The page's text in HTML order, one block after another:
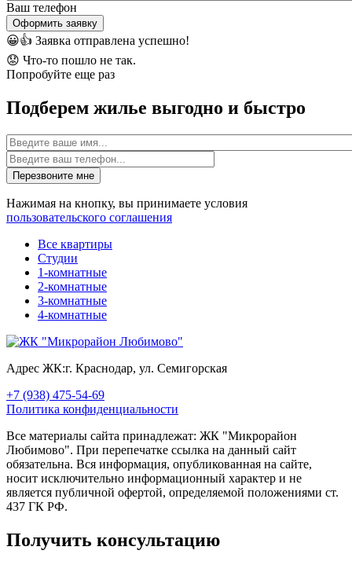
Ваш телефон
Оформить заявку
😀👍 Заявка отправлена успешно!
😟 Что-то пошло не так.
Попробуйте еще раз
Подберем жилье выгодно и быстро
Имя
Перезвоните мне
Нажимая на кнопку, вы принимаете условия
пользовательского соглашения
Все квартиры
Студии
1-комнатные
2-комнатные
3-комнатные
4-комнатные
Адрес ЖК:г. Краснодар, ул. Семигорская
+7 (938) 475-54-69
Политика конфиденциальности
Все материалы сайта принадлежат: ЖК "Микрорайон
Любимово". При перепечатке ссылка на данный сайт
обязательна. Вся информация, опубликованная на сайте,
носит исключительно информационный характер и не
является публичной офертой, определяемой положениями ст.
437 ГК РФ.
Получить консультацию